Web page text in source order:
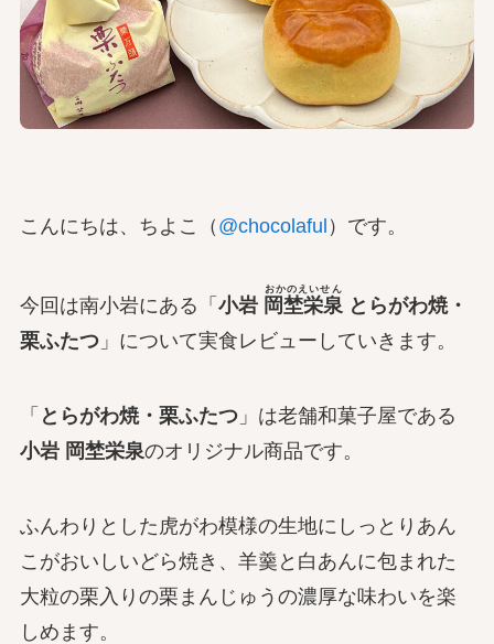
こんにちは、ちよこ（ @chocolaful ）です。
今回は南小岩にある「 小岩 岡埜栄泉
おかのえいせん
とらがわ焼・
栗ふたつ」について実食レビューしていきます。
「 とらがわ焼・栗ふたつ」は老舗和菓子屋である
小岩 岡埜栄泉のオリジナル商品です。
ふんわりとした虎がわ模様の生地にしっとりあん
こがおいしいどら焼き、羊羹と白あんに包まれた
大粒の栗入りの栗まんじゅうの濃厚な味わいを楽
しめます。